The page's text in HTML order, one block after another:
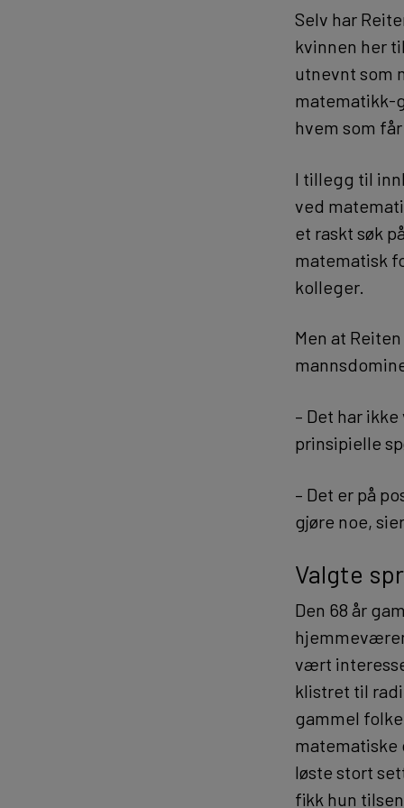
Selv har
kvinnen her
utnevnt som
matematikk-
hvem som
I tillegg til
ved
et raskt søk
matematisk
kolleger.
Men at
– Det har
prinsipielle
– Det er på
gjøre noe,
Valgte
Den 68 år
vært
klistret til
gammel
matematiske
løste stort
fikk hun